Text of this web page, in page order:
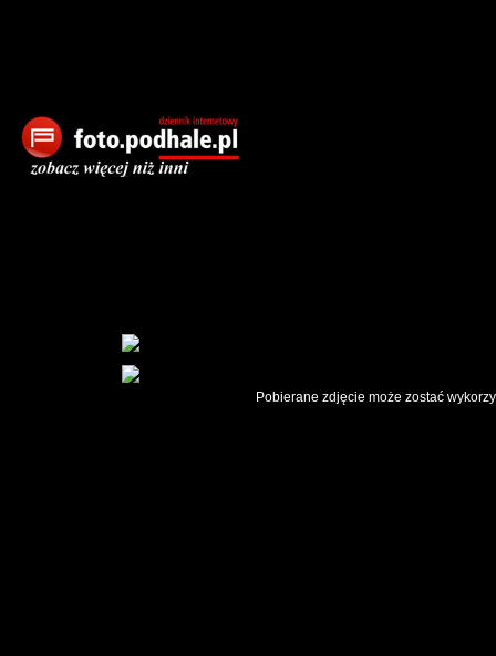
Pobierane zdjęcie może zostać